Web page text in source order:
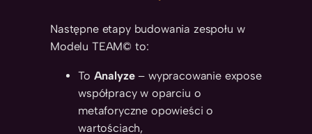
Następne etapy budowania zespołu w
Modelu TEAM© to:
To Analyze– wypracowanie expose
współpracy w oparciu o
metaforyczne opowieści o
wartościach,